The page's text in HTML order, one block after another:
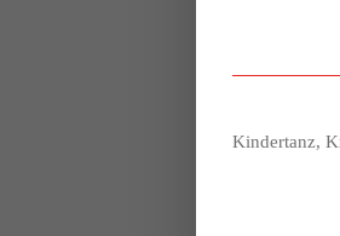
Kindertanz,